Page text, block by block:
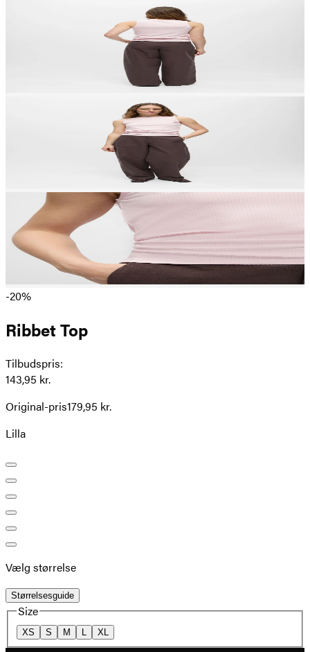
-20%
Ribbet Top
Tilbudspris:
143,95 kr.
Original-pris179,95 kr.
Lilla
Vælg størrelse
Størrelsesguide
Size
XS S M L XL